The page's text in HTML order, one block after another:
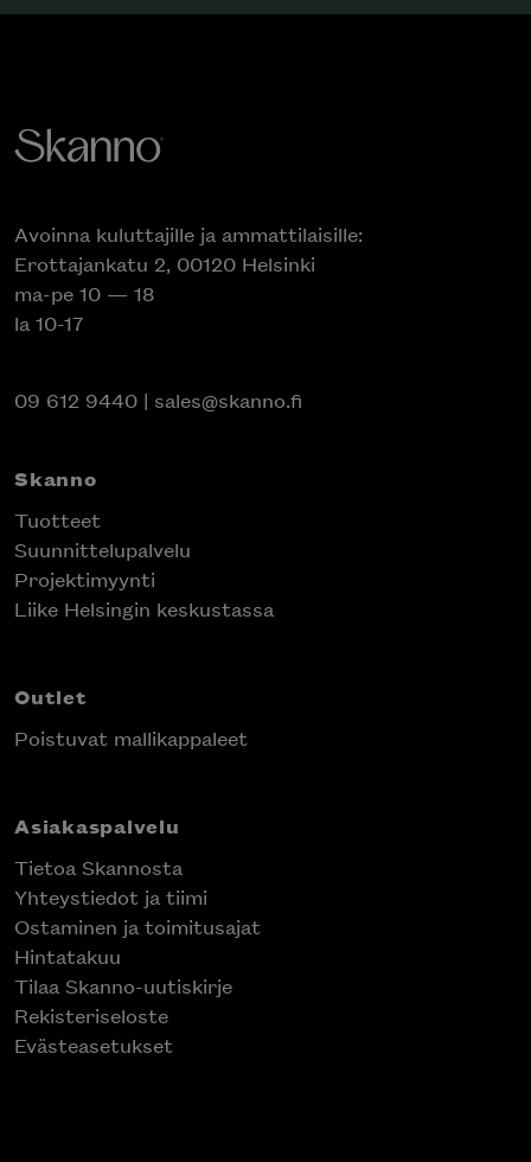
Avoinna kuluttajille ja ammattilaisille:
Erottajankatu 2, 00120 Helsinki
ma-pe 10 — 18
la 10-17
09 612 9440 | sales@skanno.fi
Skanno
Tuotteet
Suunnittelupalvelu
Projektimyynti
Liike Helsingin keskustassa
Outlet
Poistuvat mallikappaleet
Asiakaspalvelu
Tietoa Skannosta
Yhteystiedot ja tiimi
Ostaminen ja toimitusajat
Hintatakuu
Tilaa Skanno-uutiskirje
Rekisteriseloste
Evästeasetukset